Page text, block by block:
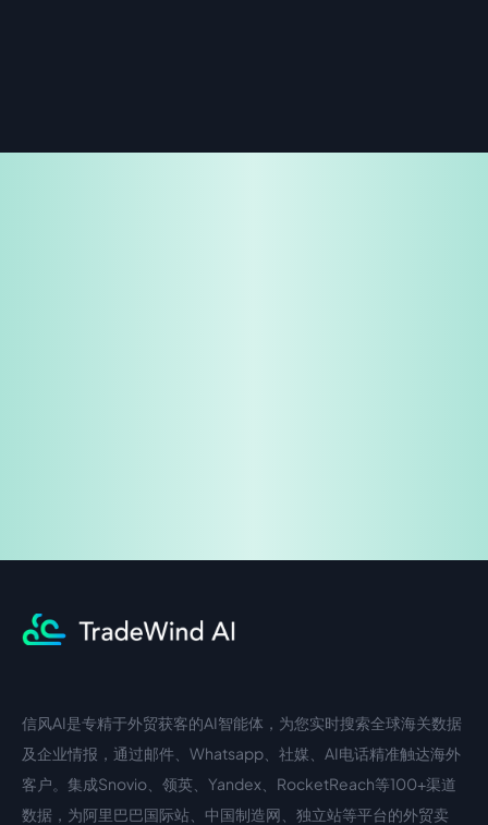
中文入口
信风AI是专精于外贸获客的AI智能体，为您实时搜索全球海关数据
及企业情报，通过邮件、Whatsapp、社媒、AI电话精准触达海外
客户。集成Snovio、领英、Yandex、RocketReach等100+渠道
数据，为阿里巴巴国际站、中国制造网、独立站等平台的外贸卖